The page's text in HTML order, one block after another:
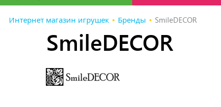
Интернет магазин игрушек Бренды SmileDECOR
SmileDECOR